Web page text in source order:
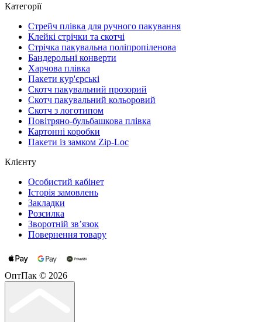
Категорії
Стрейч плівка для ручного пакування
Клейкі стрічки та скотчі
Стрічка пакувальна поліпропіленова
Бандерольні конверти
Харчова плівка
Пакети кур'єрські
Cкотч пакувальний прозорий
Скотч пакувальний кольоровий
Cкотч з логотипом
Повітряно-бульбашкова плівка
Картонні коробки
Пакети із замком Zip-Loc
Клієнту
Особистий кабінет
Історія замовлень
Закладки
Розсилка
Зворотній зв’язок
Повернення товару
ОптПак © 2026